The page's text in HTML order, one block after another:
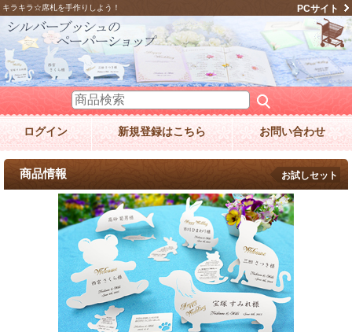
キラキラ☆席札を手作りしよう！ PCサイト
ログイン 新規登録はこちら お問い合わせ
商品情報 お試しセット